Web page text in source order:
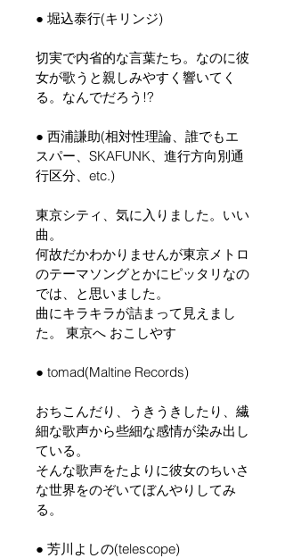
● 堀込泰行(キリンジ)
切実で内省的な言葉たち。なのに彼
女が歌うと親しみやすく響いてく
る。なんでだろう!?
● 西浦謙助(相対性理論、誰でもエ
スパー、SKAFUNK、進行方向別通
行区分、etc.)
東京シティ、気に入りました。いい
曲。
何故だかわかりませんが東京メトロ
のテーマソングとかにピッタリなの
では、と思いました。
曲にキラキラが詰まって見えまし
た。 東京へ おこしやす
● tomad(Maltine Records)
おちこんだり、うきうきしたり、繊
細な歌声から些細な感情が染み出し
ている。
そんな歌声をたよりに彼女のちいさ
な世界をのぞいてぼんやりしてみ
る。
● 芳川よしの(telescope)